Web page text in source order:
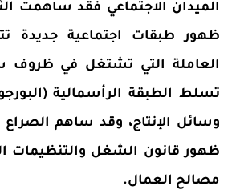
الميدان الاجتماعي فقد ساهمت
ظهور طبقات اجتماعية جديدة
العاملة التي تشتغل في ظروف
تسلط الطبقة الرأسمالية
وسائل الإنتاج، وقد ساهم
ظهور قانون الشغل والتنظيمات
مصالح العمال.